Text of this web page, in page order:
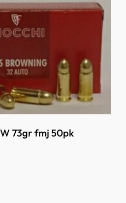
73gr fmj 50pk